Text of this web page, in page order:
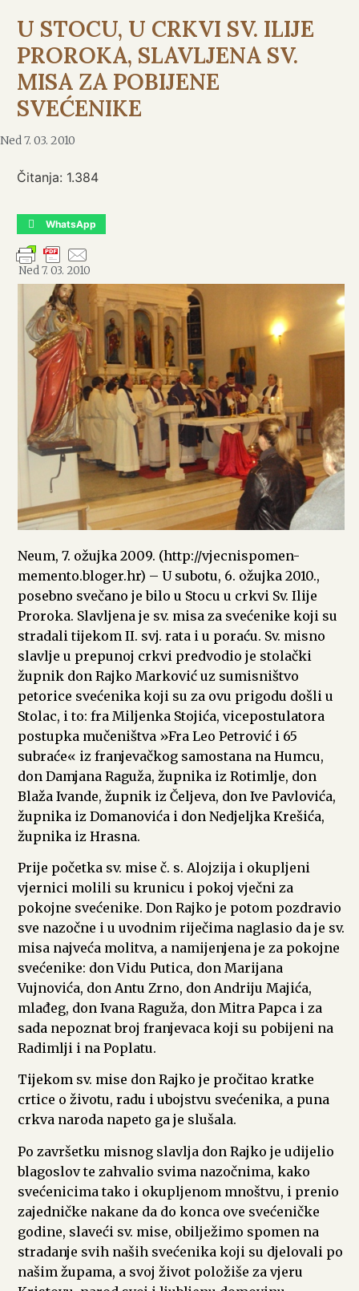
U STOCU, U CRKVI SV. ILIJE
PROROKA, SLAVLJENA SV.
MISA ZA POBIJENE
SVEĆENIKE
Ned 7. 03. 2010
Čitanja: 1.384
WhatsApp
Ned 7. 03. 2010
Neum, 7. ožujka 2009. (http://vjecnispomen-
memento.bloger.hr) – U subotu, 6. ožujka 2010.,
posebno svečano je bilo u Stocu u crkvi Sv. Ilije
Proroka. Slavljena je sv. misa za svećenike koji su
stradali tijekom II. svj. rata i u poraću. Sv. misno
slavlje u prepunoj crkvi predvodio je stolački
župnik don Rajko Marković uz sumisništvo
petorice svećenika koji su za ovu prigodu došli u
Stolac, i to: fra Miljenka Stojića, vicepostulatora
postupka mučeništva »Fra Leo Petrović i 65
subraće« iz franjevačkog samostana na Humcu,
don Damjana Raguža, župnika iz Rotimlje, don
Blaža Ivande, župnik iz Čeljeva, don Ive Pavlovića,
župnika iz Domanovića i don Nedjeljka Krešića,
župnika iz Hrasna.
Prije početka sv. mise č. s. Alojzija i okupljeni
vjernici molili su krunicu i pokoj vječni za
pokojne svećenike. Don Rajko je potom pozdravio
sve nazočne i u uvodnim riječima naglasio da je sv.
misa najveća molitva, a namijenjena je za pokojne
svećenike: don Vidu Putica, don Marijana
Vujnovića, don Antu Zrno, don Andriju Majića,
mlađeg, don Ivana Raguža, don Mitra Papca i za
sada nepoznat broj franjevaca koji su pobijeni na
Radimlji i na Poplatu.
Tijekom sv. mise don Rajko je pročitao kratke
crtice o životu, radu i ubojstvu svećenika, a puna
crkva naroda napeto ga je slušala.
Po završetku misnog slavlja don Rajko je udijelio
blagoslov te zahvalio svima nazočnima, kako
svećenicima tako i okupljenom mnoštvu, i prenio
zajedničke nakane da do konca ove svećeničke
godine, slaveći sv. mise, obilježimo spomen na
stradanje svih naših svećenika koji su djelovali po
našim župama, a svoj život položiše za vjeru